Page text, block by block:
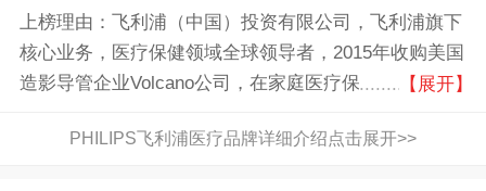
上榜理由：飞利浦（中国）投资有限公司，飞利浦旗下
核心业务，医疗保健领域全球领导者，2015年收购美国
造影导管企业Volcano公司，在家庭医疗保健/成像系统/
【展开】
PHILIPS飞利浦医疗品牌详细介绍点击展开>>